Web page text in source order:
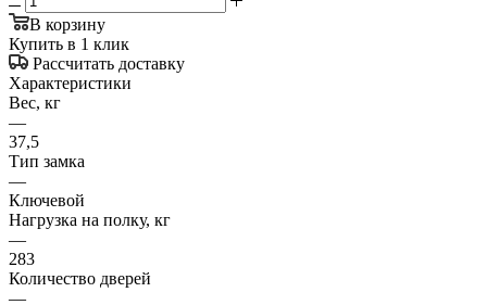
В корзину
Купить в 1 клик
Рассчитать доставку
Характеристики
Вес, кг
—
37,5
Тип замка
—
Ключевой
Нагрузка на полку, кг
—
283
Количество дверей
—